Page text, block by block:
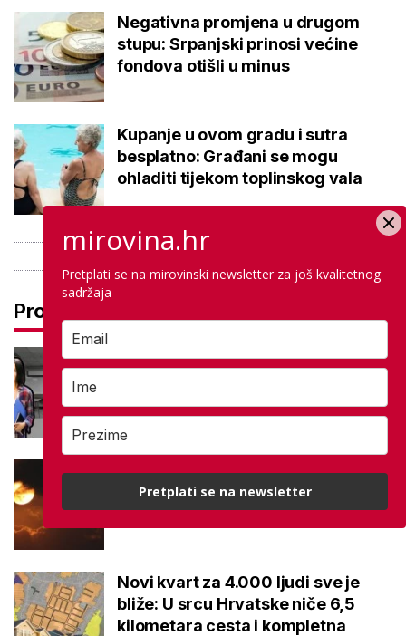
Negativna promjena u drugom
stupu: Srpanjski prinosi većine
fondova otišli u minus
Kupanje u ovom gradu i sutra
besplatno: Građani se mogu
ohladiti tijekom toplinskog vala
Pročitaj još
Četiri učilišta u problemu, država
Je li pomrčina Sunca opasna za
vid? Pitali smo stručnjaka, evo
gdje je promatrati
Novi kvart za 4.000 ljudi sve je
bliže: U srcu Hrvatske niče 6,5
kilometara cesta i kompletna
mirovina.hr
Pretplati se na mirovinski newsletter za još kvalitetnog
sadržaja
Pretplati se na newsletter